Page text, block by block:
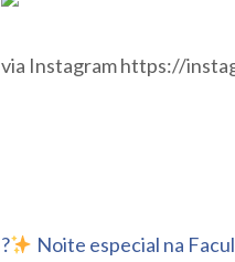
via Instagram https://
Navegação
?
Noite especial na